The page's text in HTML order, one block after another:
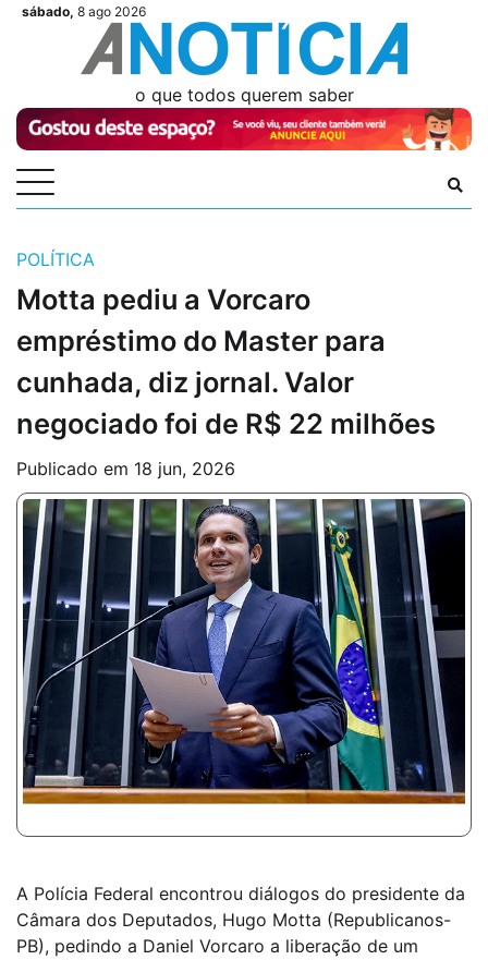
Skipsábado, 8 ago 2026
Videos
Videos
Podcasts
Podcasts
Author
Author
LoginLogin
o que todos querem saber
POLÍTICA
Motta pediu a Vorcaro
empréstimo do Master para
cunhada, diz jornal. Valor
negociado foi de R$ 22 milhões
Publicado em 18 jun, 2026
A Polícia Federal encontrou diálogos do presidente da
Câmara dos Deputados, Hugo Motta (Republicanos-
PB), pedindo a Daniel Vorcaro a liberação de um